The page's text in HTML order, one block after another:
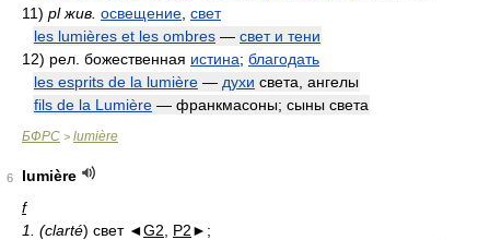
11) pl жив. освещение свет
les lumières et les ombres — свет и тени
12) рел. божественная истина; благодать
les esprits de la lumière — духи света, ангелы
fils de la Lumière — франкмасоны; сыны света
БФРС > lumière
6
lumière
f
1. (clarté) свет ◄G2 P2►;